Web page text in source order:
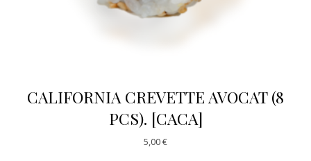
CALIFORNIA CREVETTE AVOCAT (8
PCS). [CACA]
5,00€